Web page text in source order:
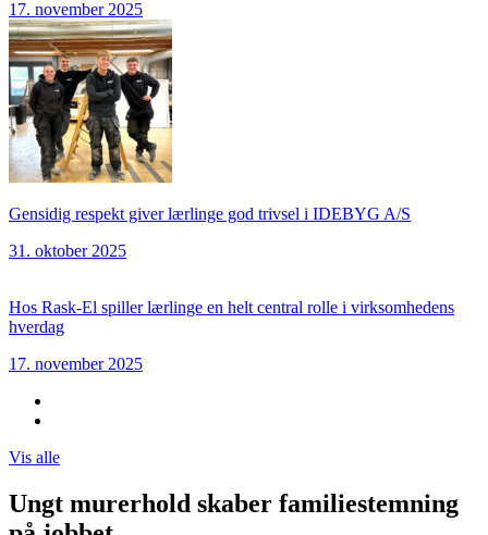
17. november 2025
Gensidig respekt giver lærlinge god trivsel i IDEBYG A/S
31. oktober 2025
Hos Rask-El spiller lærlinge en helt central rolle i virksomhedens
hverdag
17. november 2025
Vis alle
Ungt murerhold skaber familiestemning